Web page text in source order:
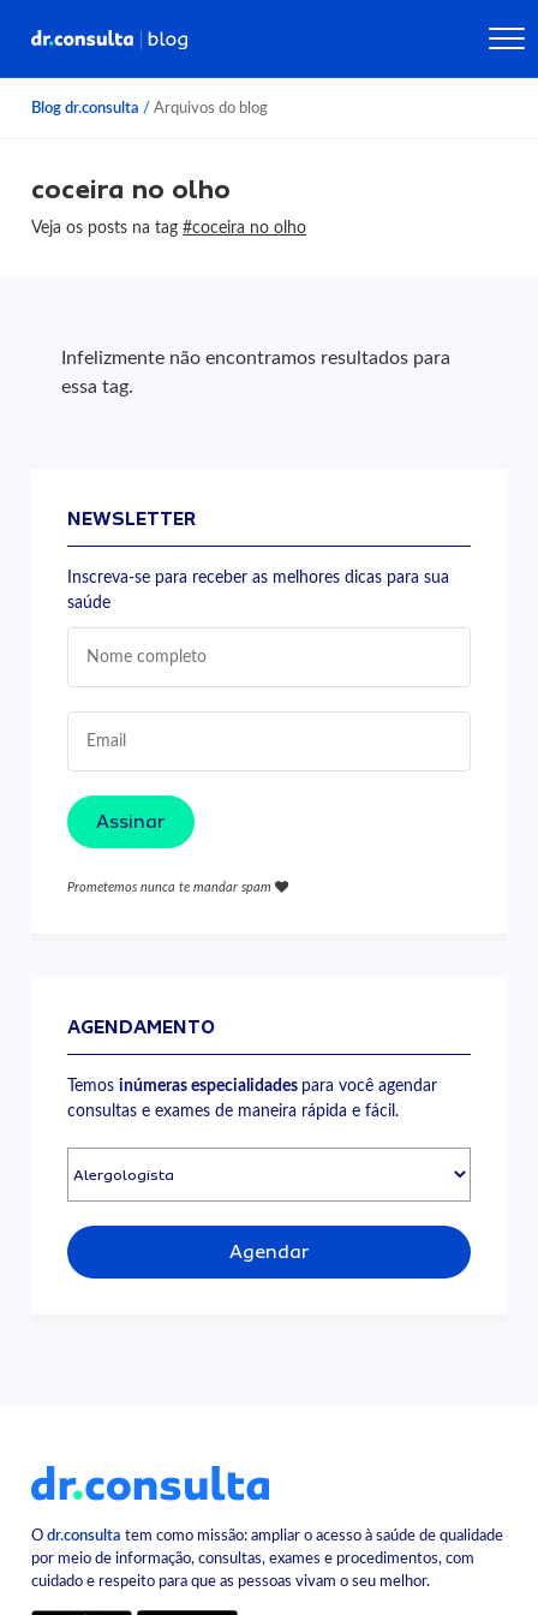
Blog dr.consulta / Arquivos do blog
coceira no olho
Veja os posts na tag#coceira no olho
Infelizmente não encontramos resultados para
essa tag.
NEWSLETTER
Inscreva-se para receber as melhores dicas para sua
saúde
Assinar
Prometemos nunca te mandar spam
AGENDAMENTO
Temosinúmeras especialidades para você agendar
consultas e exames de maneira rápida e fácil.
Agendar
Odr.consulta tem como missão: ampliar o acesso à saúde de qualidade
por meio de informação, consultas, exames e procedimentos, com
cuidado e respeito para que as pessoas vivam o seu melhor.